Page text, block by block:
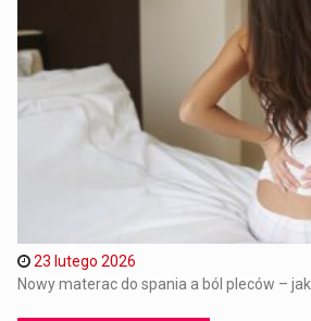
23 lutego 2026
Nowy materac do spania a ból pleców – jak